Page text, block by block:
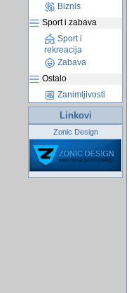
Biznis
Sport i zabava
Sport i
rekreacija
Zabava
Ostalo
Zanimljivosti
Linkovi
Zonic Design